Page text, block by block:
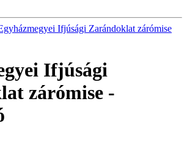
Ifjúsági Zarándoklat zárómise
Ifjúsági
zárómise -